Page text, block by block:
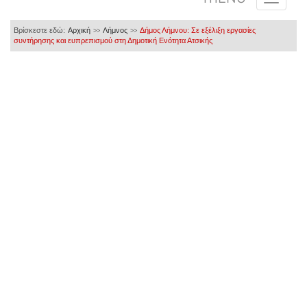
Βρίσκεστε εδώ: Αρχική >> Λήμνος >> Δήμος Λήμνου: Σε εξέλιξη εργασίες
συντήρησης και ευπρεπισμού στη Δημοτική Ενότητα Ατσικής